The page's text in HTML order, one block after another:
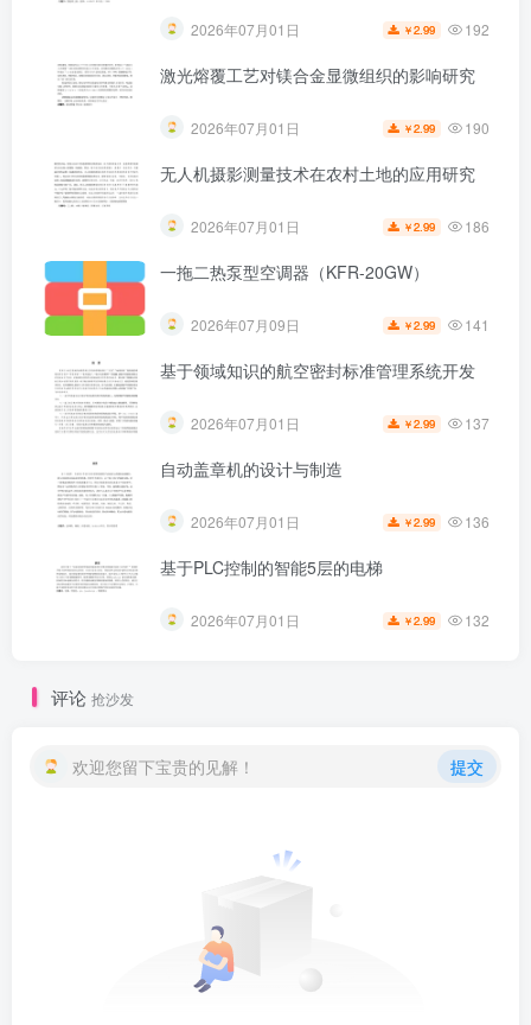
2026年07月01日 ￥2.99 192
激光熔覆工艺对镁合金显微组织的影响研究
2026年07月01日 ￥2.99 190
无人机摄影测量技术在农村土地的应用研究
2026年07月01日 ￥2.99 186
一拖二热泵型空调器（KFR-20GW）
2026年07月09日 ￥2.99 141
基于领域知识的航空密封标准管理系统开发
2026年07月01日 ￥2.99 137
自动盖章机的设计与制造
2026年07月01日 ￥2.99 136
基于PLC控制的智能5层的电梯
2026年07月01日 ￥2.99 132
评论 抢沙发
欢迎您留下宝贵的见解！ 提交